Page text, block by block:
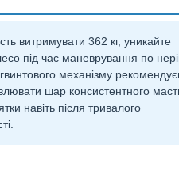
витримувати 362 кг, уникайте
під час маневрування по
механізму
шар консистентного
навіть після тривалого